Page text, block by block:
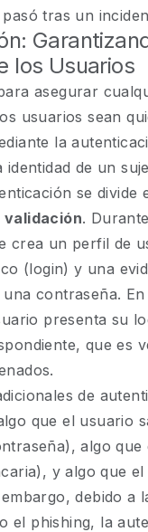
tras un
los Usuarios
asegurar
usuarios sean
la
identidad de un
se divide
validación.
crea un perfil de
(login) y una
contraseña.
presenta su
que es
de
que el usuario
algo que
y algo que el
debido a
el phishing, la